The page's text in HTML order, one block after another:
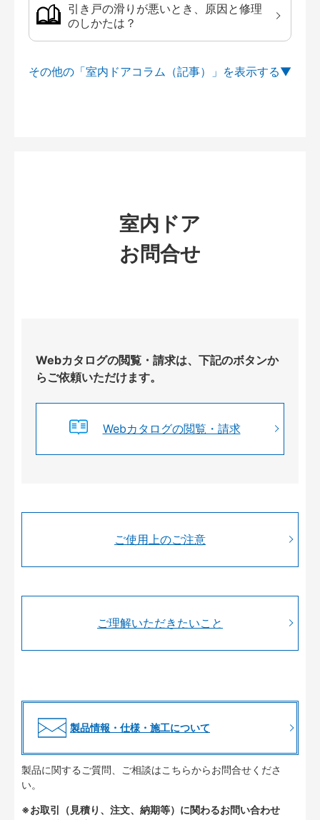
引き戸の滑りが悪いとき、原因と修理
のしかたは？
その他の「室内ドアコラム（記事）」を
室内ドア
お問合せ
Webカタログの閲覧・請求は、下記のボタンか
らご依頼いただけます。
Webカタログの閲覧・請求
ご使用上のご注意
ご理解いただきたいこと
製品情報・仕様・施工について
製品に関するご質問、ご相談はこちらからお問合せくださ
い。
※お取引（見積り、注文、納期等）に関わるお問い合わせ